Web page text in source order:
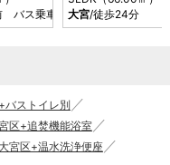
分バス乗車時間20分 停歩4分
大宮/徒歩24分
バストイレ別
区+追焚機能浴室
宮区+温水洗浄便座